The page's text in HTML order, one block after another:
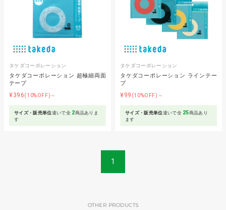
タケダコーポレーション
タケダコーポレーション 超極細両面
テープ
¥396(10%OFF)～
サイズ・販売単位違いで全 2商品ありま
す
タケダコーポレーション
タケダコーポレーション ラインテー
プ
¥99 (10%OFF)～
サイズ・販売単位違いで全 25商品あり
ます
1
OTHER PRODUCTS